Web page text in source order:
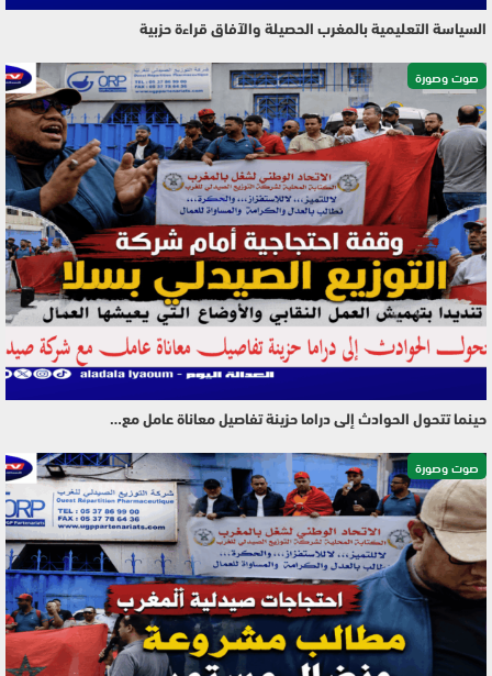
السياسة التعليمية بالمغرب الحصيلة والآفاق قراءة حزبية
صوت وصورة
حينما تتحول الحوادث إلى دراما حزينة تفاصيل معاناة عامل مع…
صوت وصورة